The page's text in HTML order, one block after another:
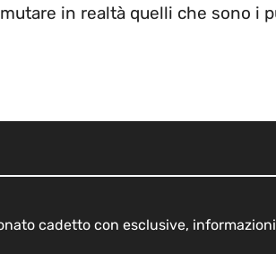
in realtà quelli che sono i
cadetto con esclusive,